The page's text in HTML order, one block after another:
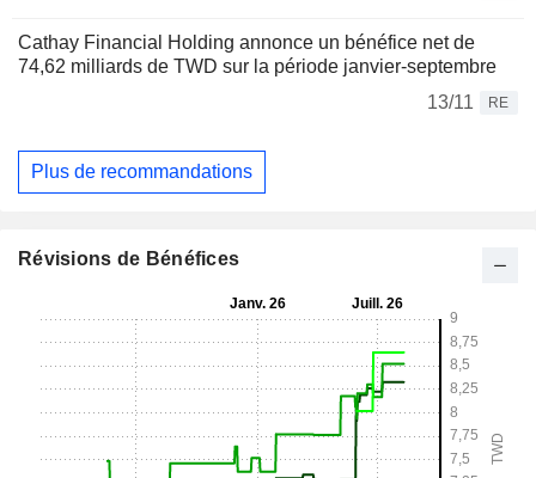
Cathay Financial Holding annonce un bénéfice net de
74,62 milliards de TWD sur la période janvier-septembre
13/11
RE
Plus de recommandations
Révisions de Bénéfices